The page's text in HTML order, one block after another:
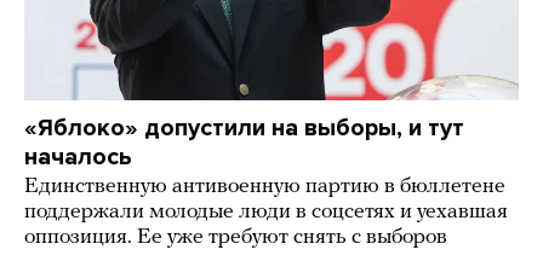
«Яблоко» допустили на выборы, и тут
началось
Единственную антивоенную партию в бюллетене
поддержали молодые люди в соцсетях и уехавшая
оппозиция. Ее уже требуют снять с выборов